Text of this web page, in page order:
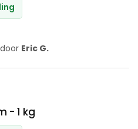
Eric G.
- 1 kg